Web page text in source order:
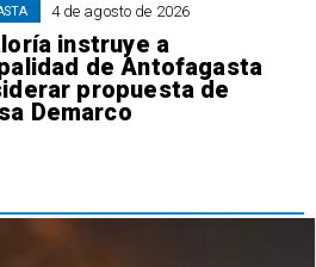
4 de agosto de 2026
instruye a
de Antofagasta
propuesta de
Demarco